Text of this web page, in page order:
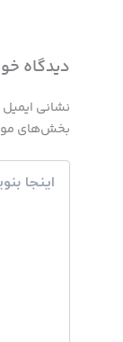
دیدگاه‌
نشانی
بخش‌های
اینجا
بنویسید…